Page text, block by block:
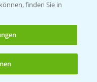
unsfinden Sie in